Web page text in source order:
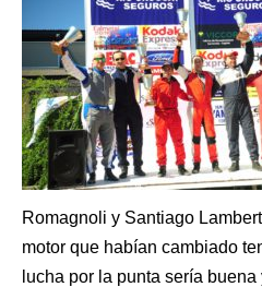
Romagnoli y Santiago
motor que habían cambiado
lucha por la punta sería